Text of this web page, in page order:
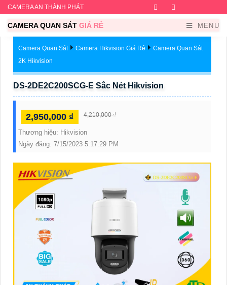
CAMERA AN THÀNH PHÁT Facebook
CAMERA QUAN SÁT GIÁ RẺ MENU
Camera Quan Sát Camera Hikvision Giá Rẻ
Camera Quan Sát
2K Hikvision
DS-2DE2C200SCG-E Sắc Nét Hikvision
2,950,000 ₫ 4,210,000 ₫
Thương hiệu: Hikvision
Ngày đăng: 7/15/2023 5:17:29 PM